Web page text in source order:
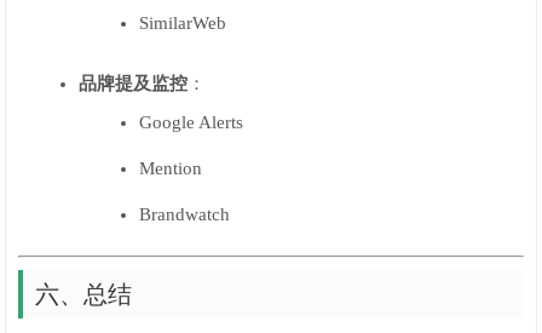
SimilarWeb
品牌提及监控 ：
Google Alerts
Mention
Brandwatch
六、总结